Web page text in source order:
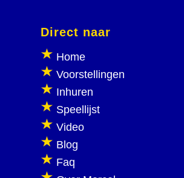
Direct naar
Home
Voorstellingen
Inhuren
Speellijst
Video
Blog
Faq